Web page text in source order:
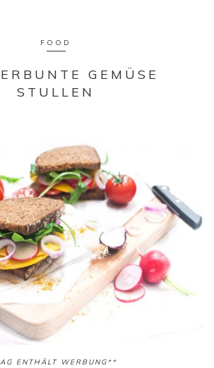
FOOD
GEMÜSE
STULLEN
ENTHÄLT WERBUNG**